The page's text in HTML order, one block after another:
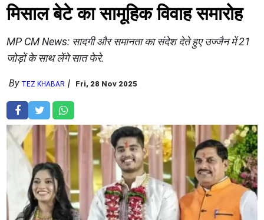
मिसाल बेटे का सामूहिक विवाह समारोह
MP CM News: ​सादगी और समानता का संदेश देते हुए उज्जैन में 21
जोड़ों के साथ लेंगे सात फेरे.
By TEZ KHABAR Fri, 28 Nov 2025